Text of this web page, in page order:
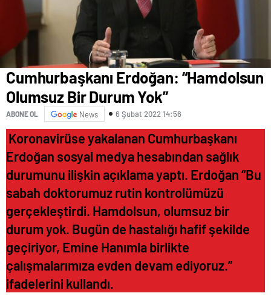
Cumhurbaşkanı Erdoğan: “Hamdolsun
Olumsuz Bir Durum Yok”
ABONE OL News 6 Şubat 2022 14:56
Koronavirüse yakalanan Cumhurbaşkanı
Erdoğan sosyal medya hesabından sağlık
durumunu ilişkin açıklama yaptı. Erdoğan “Bu
sabah doktorumuz rutin kontrolümüzü
gerçekleştirdi. Hamdolsun, olumsuz bir
durum yok. Bugün de hastalığı hafif şekilde
geçiriyor, Emine Hanımla birlikte
çalışmalarımıza evden devam ediyoruz.”
ifadelerini kullandı.